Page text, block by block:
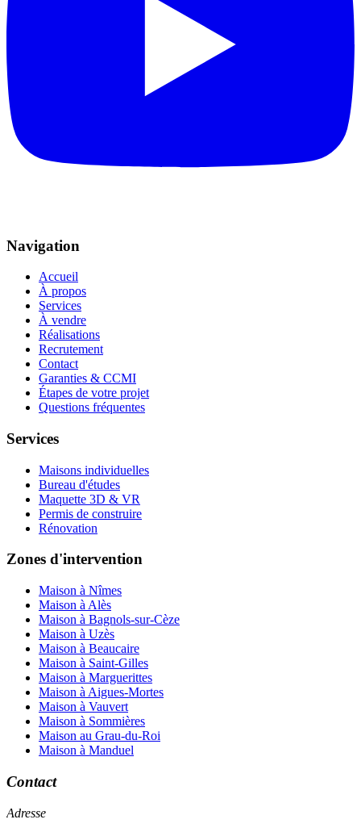
Navigation
Accueil
À propos
Services
À vendre
Réalisations
Recrutement
Contact
Garanties & CCMI
Étapes de votre projet
Questions fréquentes
Services
Maisons individuelles
Bureau d'études
Maquette 3D & VR
Permis de construire
Rénovation
Zones d'intervention
Maison à Nîmes
Maison à Alès
Maison à Bagnols-sur-Cèze
Maison à Uzès
Maison à Beaucaire
Maison à Saint-Gilles
Maison à Marguerittes
Maison à Aigues-Mortes
Maison à Vauvert
Maison à Sommières
Maison au Grau-du-Roi
Maison à Manduel
Contact
Adresse